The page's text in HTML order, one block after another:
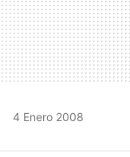
4 Enero 2008